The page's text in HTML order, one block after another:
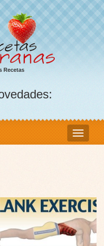
Recetas